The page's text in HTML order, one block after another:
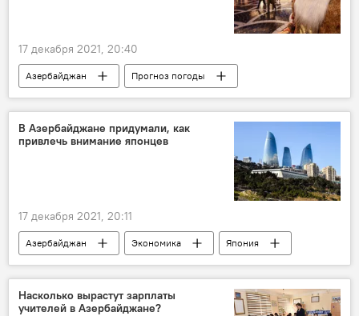
17 декабря 2021, 20:40
Азербайджан
Прогноз погоды
Суббота
В Азербайджане придумали, как
привлечь внимание японцев
17 декабря 2021, 20:11
Азербайджан Экономика
Япония
японцы
внимание Торговый дом
Насколько вырастут зарплаты
учителей в Азербайджане?